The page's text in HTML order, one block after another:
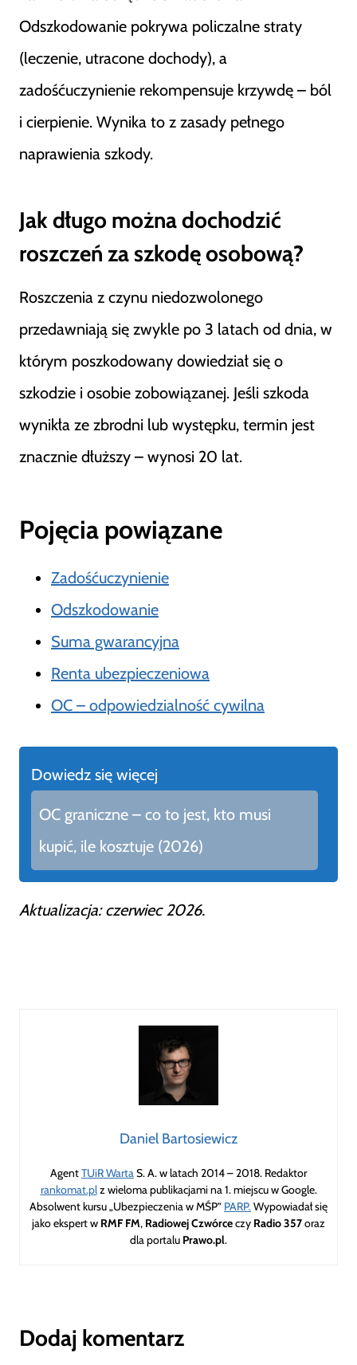
Odszkodowanie pokrywa policzalne straty
(leczenie, utracone dochody), a
zadośćuczynienie rekompensuje krzywdę – ból
i cierpienie. Wynika to z zasady pełnego
naprawienia szkody.
Jak długo można dochodzić
roszczeń za szkodę osobową?
Roszczenia z czynu niedozwolonego
przedawniają się zwykle po 3 latach od dnia, w
którym poszkodowany dowiedział się o
szkodzie i osobie zobowiązanej. Jeśli szkoda
wynikła ze zbrodni lub występku, termin jest
znacznie dłuższy – wynosi 20 lat.
Pojęcia powiązane
Zadośćuczynienie
Odszkodowanie
Suma gwarancyjna
Renta ubezpieczeniowa
OC – odpowiedzialność cywilna
Dowiedz się więcej
OC graniczne – co to jest, kto musi
kupić, ile kosztuje (2026)
Aktualizacja: czerwiec 2026.
Daniel Bartosiewicz
AgentTUiR WartaS. A. w latach 2014 – 2018. Redaktor
rankomat.plz wieloma publikacjami na 1. miejscu w Google.
Absolwent kursu „Ubezpieczenia w MŚP” PARP.Wypowiadał się
jako ekspert w RMF FM, Radiowej Czwórceczy Radio 357oraz
dla portalu Prawo.pl.
Dodaj komentarz